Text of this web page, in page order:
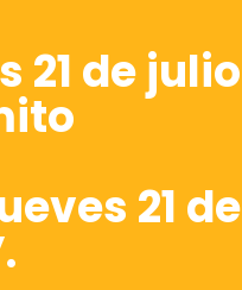
de julio
21 de